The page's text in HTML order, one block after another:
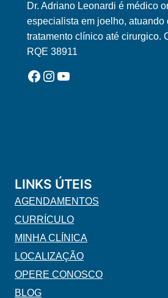
Logo Adriano Leonardi Horizontal
Dr. Adriano Leonardi é médico
especialista em joelho, atuando
tratamento clínico até cirurgico.
RQE 38911
Facebook
Instagram
YouTube
LINKS ÚTEIS
AGENDAMENTOS
CURRÍCULO
MINHA CLÍNICA
LOCALIZAÇÃO
OPERE CONOSCO
BLOG